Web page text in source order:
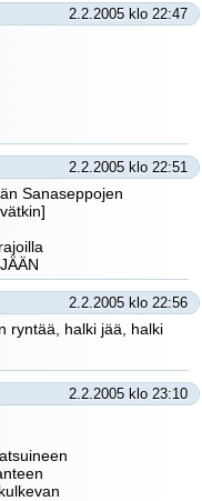
2.2.2005 klo 22:47
2.2.2005 klo 22:51
Sanaseppojen
2.2.2005 klo 22:56
ryntää, halki jää, halki
2.2.2005 klo 23:10